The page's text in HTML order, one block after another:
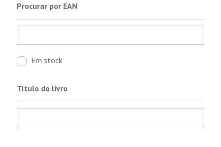
Procurar por EAN
Em stock
Título do livro